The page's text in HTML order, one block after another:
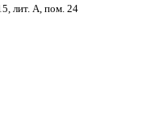
лит. А, пом. 24